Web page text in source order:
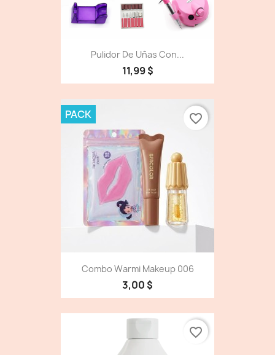
Pulidor De Uñas Con...
11,99 $
Combo Warmi Makeup 006
3,00 $
PACK favorite_border
favorite_border